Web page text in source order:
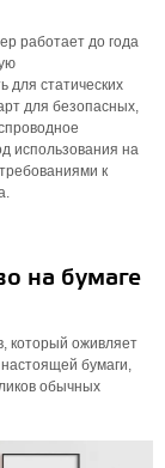
работает до года
для статических
для безопасных,
использования на
к
на бумаге
который оживляет
бумаги,
обычных